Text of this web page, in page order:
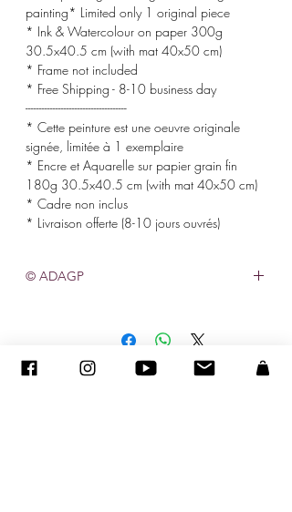
painting* Limited only 1 original piece
* Ink & Watercolour on paper 300g
30.5x40.5 cm (with mat 40x50 cm)
* Frame not included
* Free Shipping - 8-10 business day
-------------------------------------
* Cette peinture est une oeuvre originale
signée, limitée à 1 exemplaire
* Encre et Aquarelle sur papier grain fin
180g 30.5x40.5 cm (with mat 40x50 cm)
* Cadre non inclus
* Livraison offerte (8-10 jours ouvrés)
© ADAGP
©2005-2020 - Sandra ENCAOUA - Все права защищены контакт -sandraencaoua@gmail.com